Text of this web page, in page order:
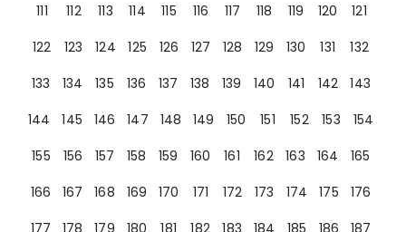
111
112 113 114 115 116 117 118 119 120
121
122
123 124 125 126 127 128 129 130 131
132
133
134 135 136 137 138 139 140 141 142
143
144
145 146 147 148 149 150 151 152 153
154
155
156 157 158 159 160 161 162 163 164
165
166
167 168 169 170 171 172 173 174 175
176
177
178 179 180 181 182 183 184 185 186
187